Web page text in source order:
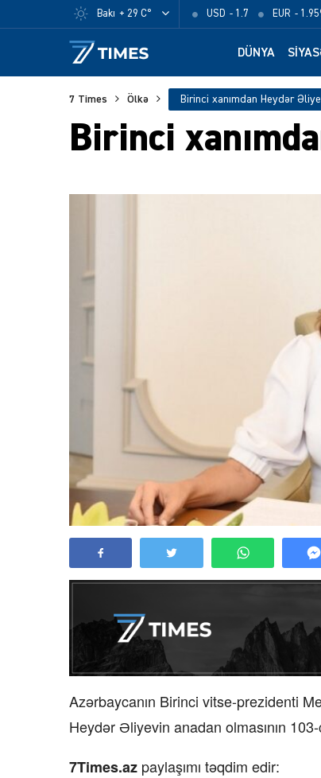
Bakı + 29 C° USD - 1.7 EUR -
DÜNYA
7 Times Ölkə Birinci xanımdan Heydər
Birinci
Azərbaycanın Birinci vitse-prezidenti
Heydər Əliyevin anadan olmasının
7Times.az paylaşımı təqdim edir: